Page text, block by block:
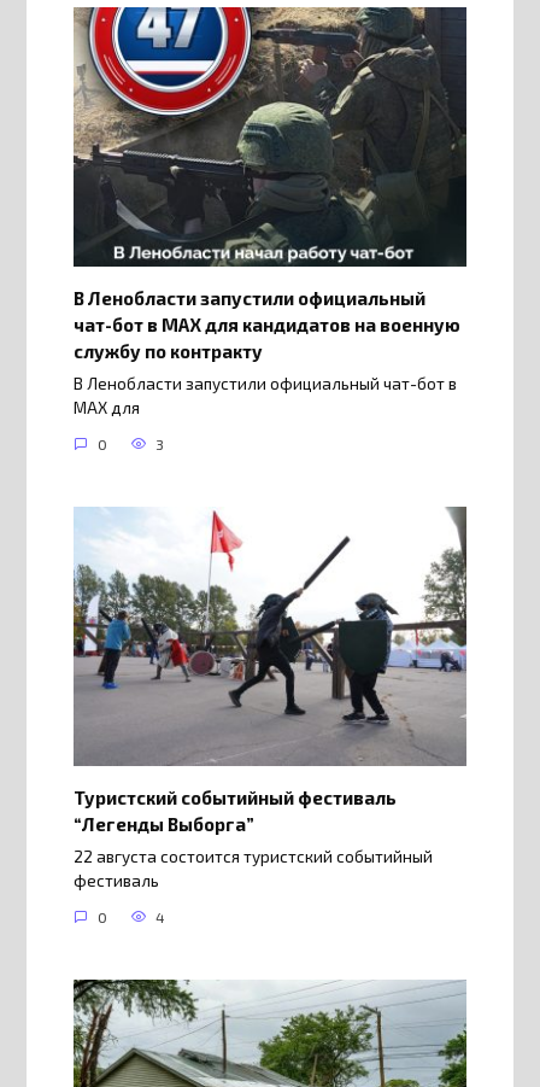
В Ленобласти запустили официальный
чат-бот в МАХ для кандидатов на военную
службу по контракту
В Ленобласти запустили официальный чат-бот в
МАХ для
0 3
Туристский событийный фестиваль
“Легенды Выборга”
22 августа состоится туристский событийный
фестиваль
0 4